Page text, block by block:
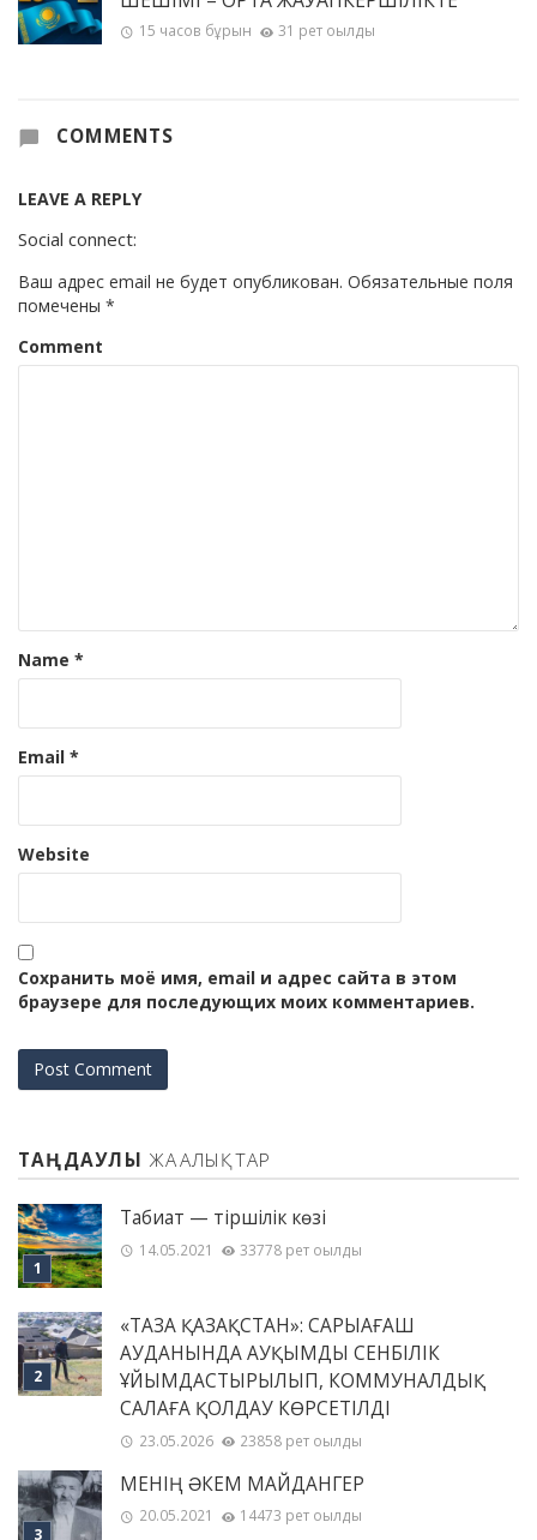
15 часов бұрын 31 рет оқылды
COMMENTS
LEAVE A REPLY
Social connect:
Ваш адрес email не будет опубликован. Обязательные поля
помечены *
Comment
Name *
Email *
Website
Сохранить моё имя, email и адрес сайта в этом
браузере для последующих моих комментариев.
ТАҢДАУЛЫ ЖАҢАЛЫҚТАР
Табиғат — тіршілік көзі
14.05.2021 33778 рет оқылды
«ТАЗА ҚАЗАҚСТАН»: САРЫАҒАШ
АУДАНЫНДА АУҚЫМДЫ СЕНБІЛІК
ҰЙЫМДАСТЫРЫЛЫП, КОММУНАЛДЫҚ
САЛАҒА ҚОЛДАУ КӨРСЕТІЛДІ
23.05.2026 23858 рет оқылды
МЕНІҢ ƏКЕМ МАЙДАНГЕР
20.05.2021 14473 рет оқылды